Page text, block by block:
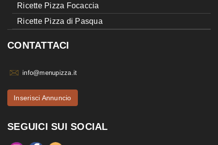
Ricette Pizza Focaccia
Ricette Pizza di Pasqua
CONTATTACI
info@menupizza.it
Inserisci Annuncio
SEGUICI SUI SOCIAL